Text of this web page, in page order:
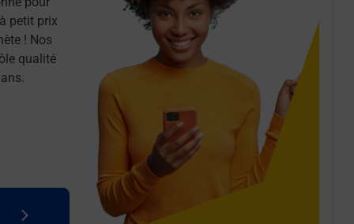
petit prix
! Nos
qualité